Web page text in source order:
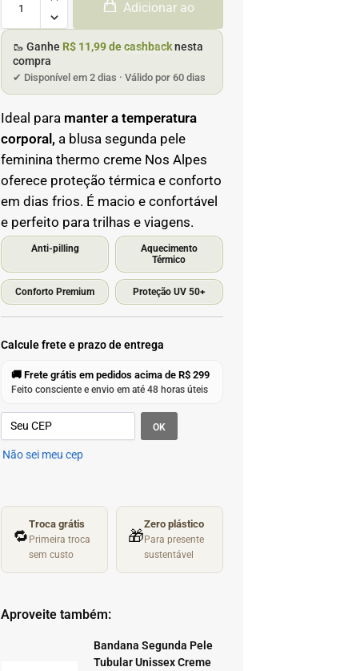
Adicionar ao
carrinho
🥾 Ganhe R$ 11,99 de cashbacknesta
compra
✔ Disponível em 2 dias · Válido por 60 dias
Ideal para manter a temperatura
corporal, a blusa segunda pele
feminina thermo creme Nos Alpes
oferece proteção térmica e conforto
em dias frios. É macio e confortável
e perfeito para trilhas e viagens.
Anti-pilling
Aquecimento
Térmico
Conforto Premium Proteção UV 50+
Calcule frete e prazo de entrega
🚚 Frete grátis em pedidos acima de R$ 299
Feito consciente e envio em até 48 horas úteis
OK
Não sei meu cep
🔁
Troca grátis
Primeira troca
sem custo
🎁
Zero plástico
Para presente
sustentável
Aproveite também:
Bandana Segunda Pele
Tubular Unissex Creme